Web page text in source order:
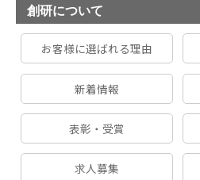
創研について
お客様に選ばれる理由
新着情報
表彰・受賞
求人募集